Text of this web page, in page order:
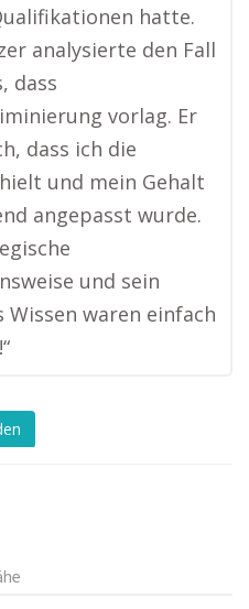
hatte.
analysierte den Fall
dass
vorlag. Er
dass ich die
und mein Gehalt
angepasst wurde.
und sein
Wissen waren einfach